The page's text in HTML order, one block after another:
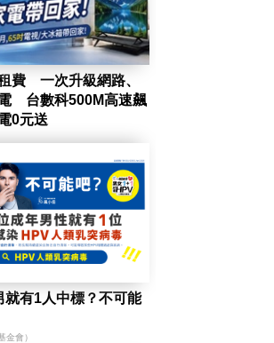
費 一次升級網路、
台數科500M高速飆
0元送
就有1人中標？不可能
金會）